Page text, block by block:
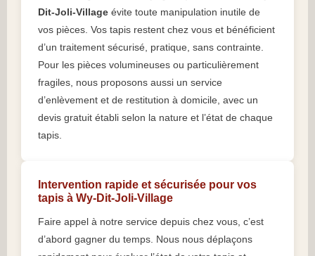
Dit-Joli-Village évite toute manipulation inutile de
vos pièces. Vos tapis restent chez vous et bénéficient
d’un traitement sécurisé, pratique, sans contrainte.
Pour les pièces volumineuses ou particulièrement
fragiles, nous proposons aussi un service
d’enlèvement et de restitution à domicile, avec un
devis gratuit établi selon la nature et l’état de chaque
tapis.
Intervention rapide et sécurisée pour vos
tapis à Wy-Dit-Joli-Village
Faire appel à notre service depuis chez vous, c’est
d’abord gagner du temps. Nous nous déplaçons